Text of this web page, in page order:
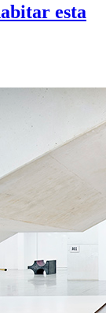
esta